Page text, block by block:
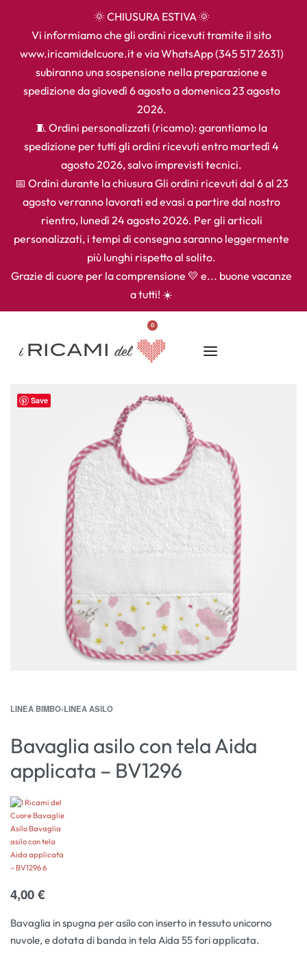
🌞 CHIUSURA ESTIVA 🌞
Vi informiamo che gli ordini ricevuti tramite il sito
www.iricamidelcuore.it e via WhatsApp (345 517 2631)
subiranno una sospensione nella preparazione e
spedizione da giovedì 6 agosto a domenica 23 agosto
2026.
🧵 Ordini personalizzati (ricamo): garantiamo la
spedizione per tutti gli ordini ricevuti entro martedì 4
agosto 2026, salvo imprevisti tecnici.
📅 Ordini durante la chiusura Gli ordini ricevuti dal 6 al 23
agosto verranno lavorati ed evasi a partire dal nostro
rientro, lunedì 24 agosto 2026. Per gli articoli
personalizzati, i tempi di consegna saranno leggermente
più lunghi rispetto al solito.
Grazie di cuore per la comprensione 💛 e... buone vacanze
a tutti! ☀️
0
Save
LINEA BIMBO›LINEA ASILO
Bavaglia asilo con tela Aida
applicata – BV1296
4,00€
Bavaglia in spugna per asilo con inserto in tessuto unicorno
nuvole, e dotata di banda in tela Aida 55 fori applicata.